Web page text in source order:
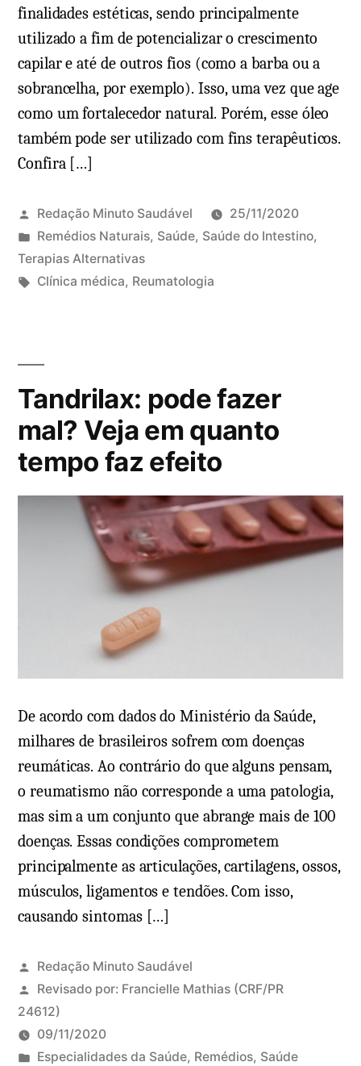
finalidades estéticas, sendo principalmente
utilizado a fim de potencializar o crescimento
capilar e até de outros fios (como a barba ou a
sobrancelha, por exemplo). Isso, uma vez que age
como um fortalecedor natural. Porém, esse óleo
também pode ser utilizado com fins terapêuticos.
Confira […]
Redação Minuto Saudável
25/11/2020
P
u
b
d
e
m
Remédios Naturais, Saúde, Saúde do Intestino,
Terapias Alternativas
T
Clínica médica, Reumatologia
Tandrilax: pode fazer
mal? Veja em quanto
tempo faz efeito
De acordo com dados do Ministério da Saúde,
milhares de brasileiros sofrem com doenças
reumáticas. Ao contrário do que alguns pensam,
o reumatismo não corresponde a uma patologia,
mas sim a um conjunto que abrange mais de 100
doenças. Essas condições comprometem
principalmente as articulações, cartilagens, ossos,
músculos, ligamentos e tendões. Com isso,
causando sintomas […]
Redação Minuto Saudável
Revisado por: Francielle Mathias(CRF/PR
24612)
09/11/2020
P
Especialidades da Saúde, Remédios, Saúde